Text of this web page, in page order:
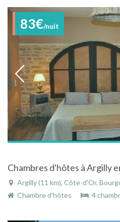
83€/nuit
Argilly (11 km), Côte-d'Or,
Chambre d'hôtes
4